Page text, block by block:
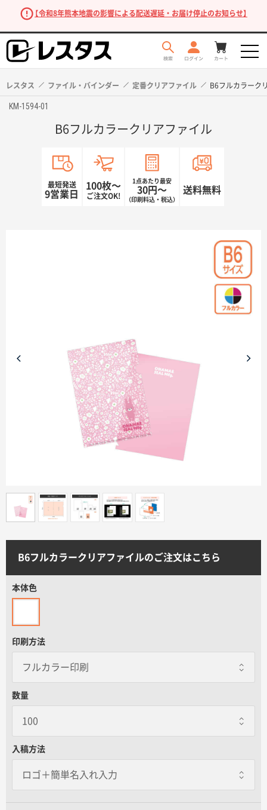
【令和8年熊本地震の影響による配送遅延・お届け停止のお知らせ】
商品カテゴリーから探す
ターゲットから探す
目的・シーンから探す
印刷色から探す
サイトメニュー
データ入稿ガイド
よくあるご質問
レスタス ファイル・バインダー 定番クリアファイル B6フルカラーク
KM-1594-01
B6フルカラークリアファイル
最短発送
9営業日
100枚〜
ご注文OK!
1点あたり最安
30円〜
（印刷料込・税込）
送料無料
B6フルカラークリアファイルのご注文はこちら
本体色
印刷方法
数量
入稿方法